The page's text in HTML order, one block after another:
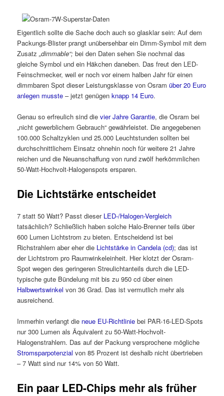
Eigentlich sollte die Sache doch auch so glasklar sein: Auf dem
Packungs-Blister prangt unübersehbar ein Dimm-Symbol mit dem
Zusatz„dimmable“; bei den Daten sehen Sie nochmal das
gleiche Symbol und ein Häkchen daneben. Das freut den LED-
Feinschmecker, weil er noch vor einem halben Jahr für einen
dimmbaren Spot dieser Leistungsklasse von Osramüber 20 Euro
anlegen musste – jetzt genügenknapp 14 Euro.
Genau so erfreulich sind dievier Jahre Garantie, die Osram bei
„nicht gewerblichem Gebrauch“ gewährleistet. Die angegebenen
100.000 Schaltzyklen und 25.000 Leuchtstunden sollten bei
durchschnittlichem Einsatz ohnehin noch für weitere 21 Jahre
reichen und die Neuanschaffung von rund zwölf herkömmlichen
50-Watt-Hochvolt-Halogenspots ersparen.
Die Lichtstärke entscheidet
7 statt 50 Watt? Passt dieser LED-/Halogen-Vergleich
tatsächlich? Schließlich haben solche Halo-Brenner teils über
600 Lumen Lichtstrom zu bieten. Entscheidend ist bei
Richstrahlern aber eher die Lichtstärke in Candela (cd); das ist
der Lichtstrom pro Raumwinkeleinheit. Hier klotzt der Osram-
Spot wegen des geringeren Streulichtanteils durch die LED-
typische gute Bündelung mit bis zu 950 cd über einen
Halbwertswinkel von 36 Grad. Das ist vermutlich mehr als
ausreichend.
Immerhin verlangt die neue EU-Richtlinie bei PAR-16-LED-Spots
nur 300 Lumen als Äquivalent zu 50-Watt-Hochvolt-
Halogenstrahlern. Das auf der Packung versprochene mögliche
Stromsparpotenzial von 85 Prozent ist deshalb nicht übertrieben
– 7 Watt sind nur 14% von 50 Watt.
Ein paar LED-Chips mehr als früher